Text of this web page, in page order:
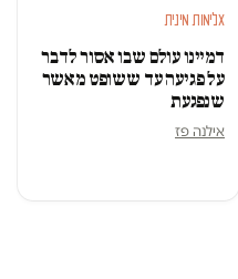
אלימות מינית
דמיינו עולם שבו אסור לדבר
על פגיעה עד ששופט מאשר
שנפגעת
אילנה פז